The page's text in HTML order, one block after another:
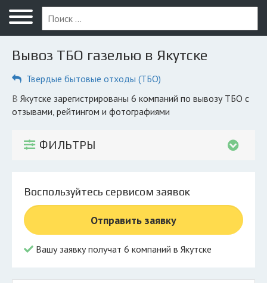
Меню
Главная
Вопрос юристу
Якутск
Экоблог
Личный кабинет
© 2026 Все права защищены
Вывоз ТБО газелью в Якутске
Твердые бытовые отходы (ТБО)
в Якутске зарегистрированы 6 компаний по вывозу ТБО с
отзывами, рейтингом и фотографиями
ФИЛЬТРЫ
Воспользуйтесь сервисом заявок
Отправить заявку
Вашу заявку получат 6 компаний в Якутске